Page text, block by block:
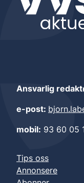
Ansvarlig
e-post:
mobil: 93 60 05
Tips oss
Annonsere